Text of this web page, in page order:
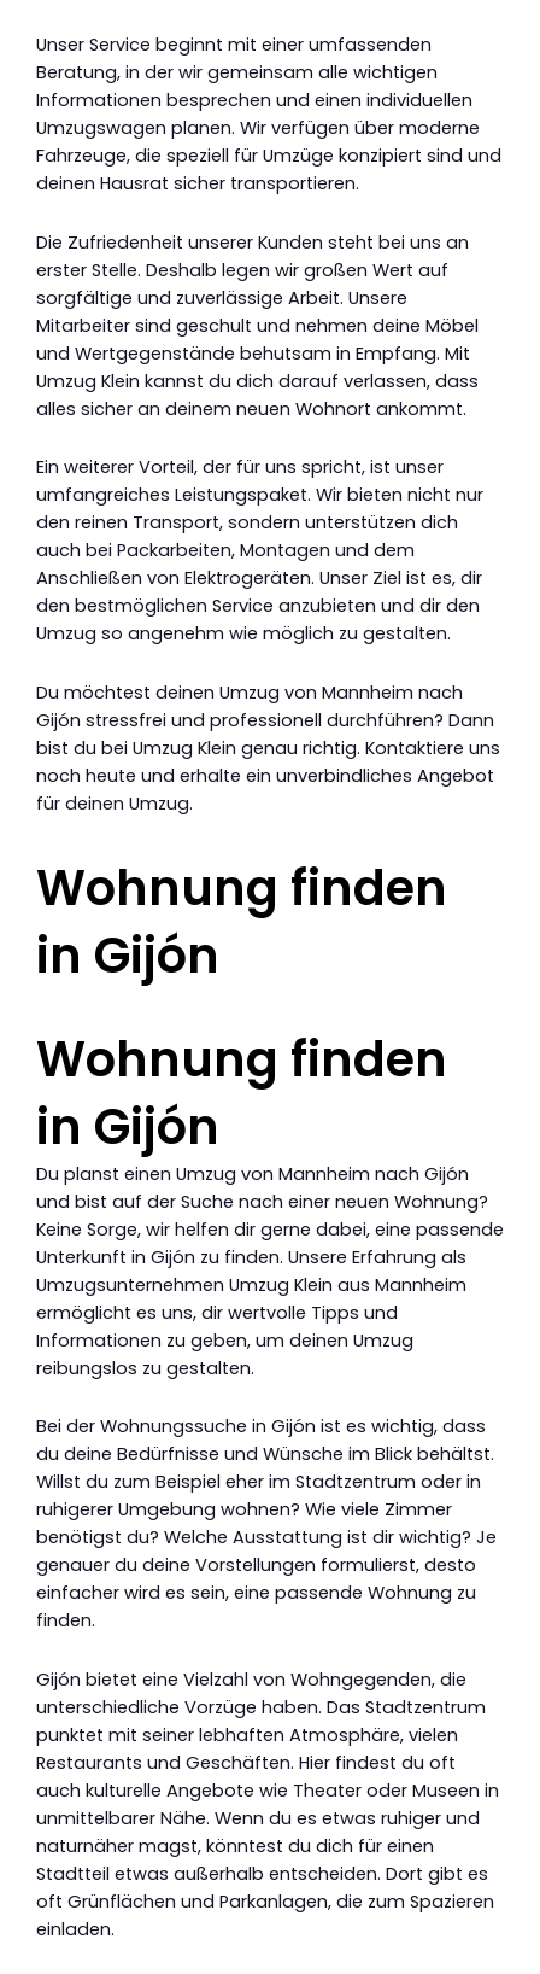
Unser Service beginnt mit einer umfassenden
Beratung, in der wir gemeinsam alle wichtigen
Informationen besprechen und einen individuellen
Umzugswagen planen. Wir verfügen über moderne
Fahrzeuge, die speziell für Umzüge konzipiert sind und
deinen Hausrat sicher transportieren.
Die Zufriedenheit unserer Kunden steht bei uns an
erster Stelle. Deshalb legen wir großen Wert auf
sorgfältige und zuverlässige Arbeit. Unsere
Mitarbeiter sind geschult und nehmen deine Möbel
und Wertgegenstände behutsam in Empfang. Mit
Umzug Klein kannst du dich darauf verlassen, dass
alles sicher an deinem neuen Wohnort ankommt.
Ein weiterer Vorteil, der für uns spricht, ist unser
umfangreiches Leistungspaket. Wir bieten nicht nur
den reinen Transport, sondern unterstützen dich
auch bei Packarbeiten, Montagen und dem
Anschließen von Elektrogeräten. Unser Ziel ist es, dir
den bestmöglichen Service anzubieten und dir den
Umzug so angenehm wie möglich zu gestalten.
Du möchtest deinen Umzug von Mannheim nach
Gijón stressfrei und professionell durchführen? Dann
bist du bei Umzug Klein genau richtig. Kontaktiere uns
noch heute und erhalte ein unverbindliches Angebot
für deinen Umzug.
Wohnung finden
in Gijón
Wohnung finden
in Gijón
Du planst einen Umzug von Mannheim nach Gijón
und bist auf der Suche nach einer neuen Wohnung?
Keine Sorge, wir helfen dir gerne dabei, eine passende
Unterkunft in Gijón zu finden. Unsere Erfahrung als
Umzugsunternehmen Umzug Klein aus Mannheim
ermöglicht es uns, dir wertvolle Tipps und
Informationen zu geben, um deinen Umzug
reibungslos zu gestalten.
Bei der Wohnungssuche in Gijón ist es wichtig, dass
du deine Bedürfnisse und Wünsche im Blick behältst.
Willst du zum Beispiel eher im Stadtzentrum oder in
ruhigerer Umgebung wohnen? Wie viele Zimmer
benötigst du? Welche Ausstattung ist dir wichtig? Je
genauer du deine Vorstellungen formulierst, desto
einfacher wird es sein, eine passende Wohnung zu
finden.
Gijón bietet eine Vielzahl von Wohngegenden, die
unterschiedliche Vorzüge haben. Das Stadtzentrum
punktet mit seiner lebhaften Atmosphäre, vielen
Restaurants und Geschäften. Hier findest du oft
auch kulturelle Angebote wie Theater oder Museen in
unmittelbarer Nähe. Wenn du es etwas ruhiger und
naturnäher magst, könntest du dich für einen
Stadtteil etwas außerhalb entscheiden. Dort gibt es
oft Grünflächen und Parkanlagen, die zum Spazieren
einladen.